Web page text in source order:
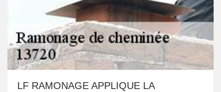
LF RAMONAGE APPLIQUE LA